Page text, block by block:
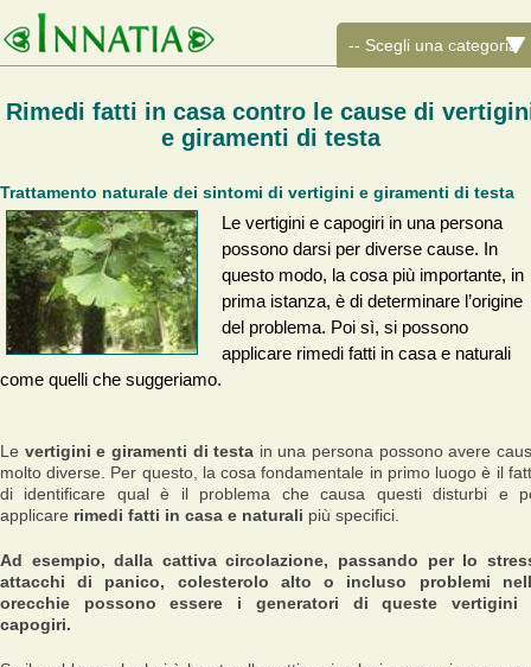
Rimedi fatti in casa contro le cause di
e giramenti di testa
Trattamento naturale dei sintomi di vertigini e giramenti di testa
Le vertigini e capogiri in una persona
possono darsi per diverse cause. In
questo modo, la cosa più importante, in
prima istanza, è di determinare l’origine
del problema. Poi sì, si possono
applicare rimedi fatti in casa e naturali
come quelli che suggeriamo.
Le vertigini e giramenti di testa in una persona possono avere
molto diverse. Per questo, la cosa fondamentale in primo luogo è il
di identificare qual è il problema che causa questi disturbi e
applicare rimedi fatti in casa e naturali più specifici.
Ad esempio, dalla cattiva circolazione, passando per lo
attacchi di panico, colesterolo alto o incluso problemi
orecchie possono essere i generatori di queste vertigini
capogiri.